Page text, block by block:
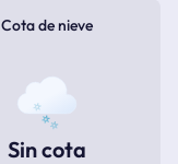
Cota de nieve
Sin cota